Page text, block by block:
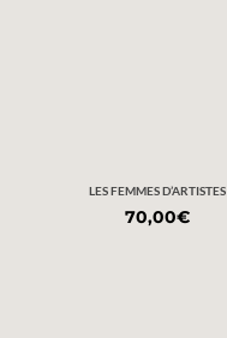
LES FEMMES D’ARTISTES
70,00€